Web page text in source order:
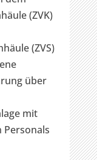
(ZVK)
(ZVS)
über
mit